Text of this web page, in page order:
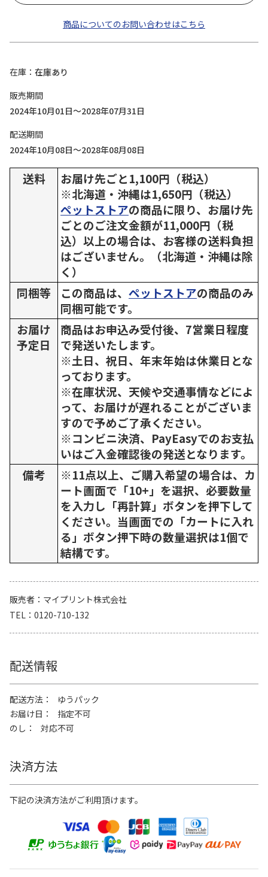
商品についてのお問い合わせはこちら
在庫
在庫あり
販売期間
2024年10月01日～2028年07月31日
配送期間
2024年10月08日～2028年08月08日
送料
お届け先ごと1,100円（税込）
※北海道・沖縄は1,650円（税込）
ペットストアの商品に限り、お届け先
ごとのご注文金額が11,000円（税
込）以上の場合は、お客様の送料負担
はございません。（北海道・沖縄は除
く）
同梱等
この商品は、 ペットストアの商品のみ
同梱可能です。
お届け
予定日
商品はお申込み受付後、7営業日程度
で発送いたします。
※土日、祝日、年末年始は休業日とな
っております。
※在庫状況、天候や交通事情などによ
って、お届けが遅れることがございま
すので予めご了承ください。
※コンビニ決済、PayEasyでのお支払
いはご入金確認後の発送となります。
備考
※11点以上、ご購入希望の場合は、カ
ート画面で「10+」を選択、必要数量
を入力し「再計算」ボタンを押下して
ください。当画面での「カートに入れ
る」ボタン押下時の数量選択は1個で
結構です。
販売者
マイプリント株式会社
TEL
0120-710-132
配送情報
配送方法
ゆうパック
お届け日
指定不可
のし
対応不可
決済方法
下記の決済方法がご利用頂けます。